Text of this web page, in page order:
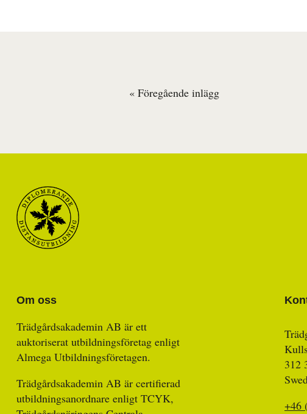
« Föregående inlägg
Om oss
Trädgårdsakademin AB är ett
auktoriserat utbildningsföretag enligt
Almega Utbildningsföretagen.
Trädgårdsakademin AB är certifierad
utbildningsanordnare enligt TCYK,
312
+46